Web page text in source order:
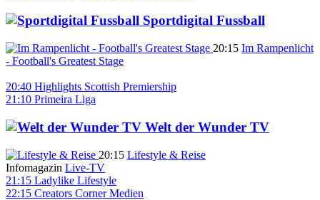
Sportdigital Fussball
20:15 Im Rampenlicht
- Football's Greatest Stage
20:40 Highlights Scottish Premiership
21:10 Primeira Liga
Welt der Wunder TV
20:15 Lifestyle & Reise
Infomagazin Live-TV
21:15 Ladylike Lifestyle
22:15 Creators Corner Medien